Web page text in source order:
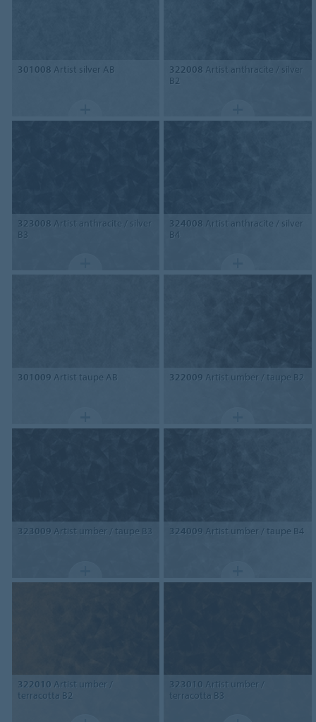
301008 Artist silver AB 322008 Artist anthracite / silver
B2
323008 Artist anthracite / silver
B3
324008 Artist anthracite / silver
B4
301009 Artist taupe AB 322009 Artist umber / taupe B2
323009 Artist umber / taupe B3 324009 Artist umber / taupe B4
322010 Artist umber /
terracotta B2
323010 Artist umber /
terracotta B3